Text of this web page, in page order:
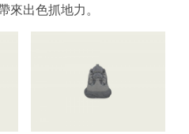
來出色抓地力。